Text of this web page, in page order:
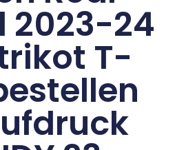
2023-24
T-